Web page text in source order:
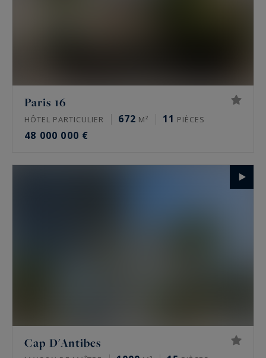
Paris 16
HÔTEL PARTICULIER 672 M² 11 PIÈCES
48 000 000 €
Cap D'Antibes